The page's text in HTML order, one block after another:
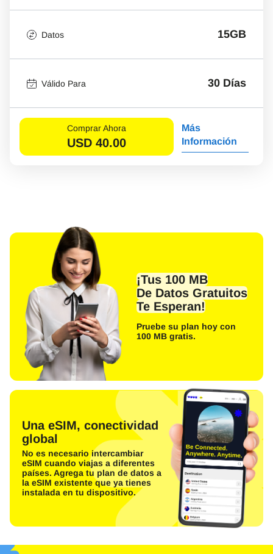
Datos 15GB
Válido Para 30 Días
Comprar Ahora
USD 40.00
Más
Información
¡Tus 100 MB
De Datos Gratuitos
Te Esperan!
Pruebe su plan hoy con
100 MB gratis.
Una eSIM, conectividad
global
No es necesario intercambiar
eSIM cuando viajas a diferentes
países. Agrega tu plan de datos a
la eSIM existente que ya tienes
instalada en tu dispositivo.